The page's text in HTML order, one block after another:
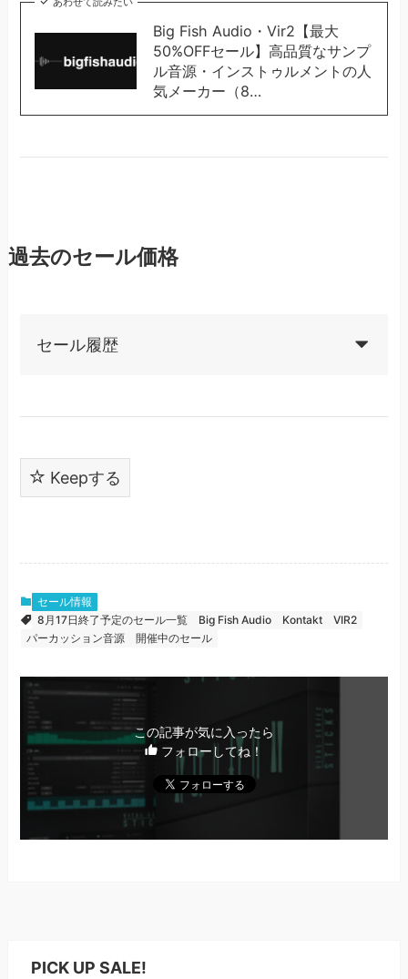
Big Fish Audio・Vir2【最大
50%OFFセール】高品質なサンプ
ル音源・インストゥルメントの人
気メーカー（8…
過去のセール価格
セール履歴
Keepする
セール情報
8月17日終了予定のセール一覧
Big Fish Audio Kontakt
VIR2
パーカッション音源
開催中のセール
この記事が気に入ったら
フォローしてね！
PICK UP SALE!